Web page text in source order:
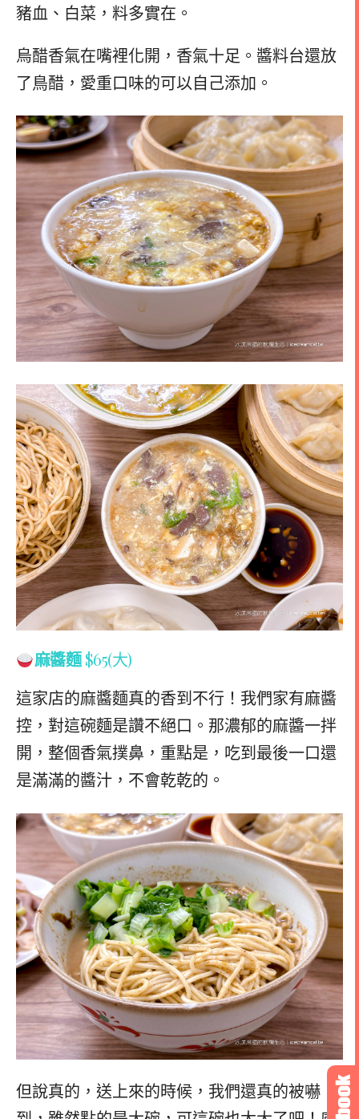
豬血、白菜，料多實在。
烏醋香氣在嘴裡化開，香氣十足。醬料台還放
了鳥醋，愛重口味的可以自己添加。
麻醬麵$65(大)
這家店的麻醬麵真的香到不行！我們家有麻醬
控，對這碗麵是讚不絕口。那濃郁的麻醬一拌
開，整個香氣撲鼻，重點是，吃到最後一口還
是滿滿的醬汁，不會乾乾的。
但說真的，送上來的時候，我們還真的被嚇